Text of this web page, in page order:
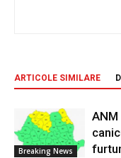
ARTICOLE SIMILARE
Breaking News